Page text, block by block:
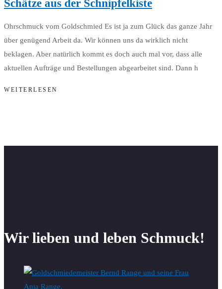
Schätze aus der Schnipfelkiste
Ohrschmuck vom Goldschmied Es ist ja zum Glück das ganze Jahr
über genügend Arbeit da. Wir können uns da wirklich nicht
beklagen. Aber natürlich kommt es doch auch mal vor, dass alle
aktuellen Aufträge und Bestellungen abgearbeitet sind. Dann h
WEITERLESEN
Wir lieben und leben Schmuck!